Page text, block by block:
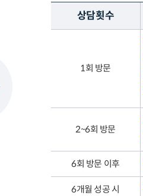
상담횟수
1회 방문
2~6회 방문
6회 방문 이후
6개월 성공 시